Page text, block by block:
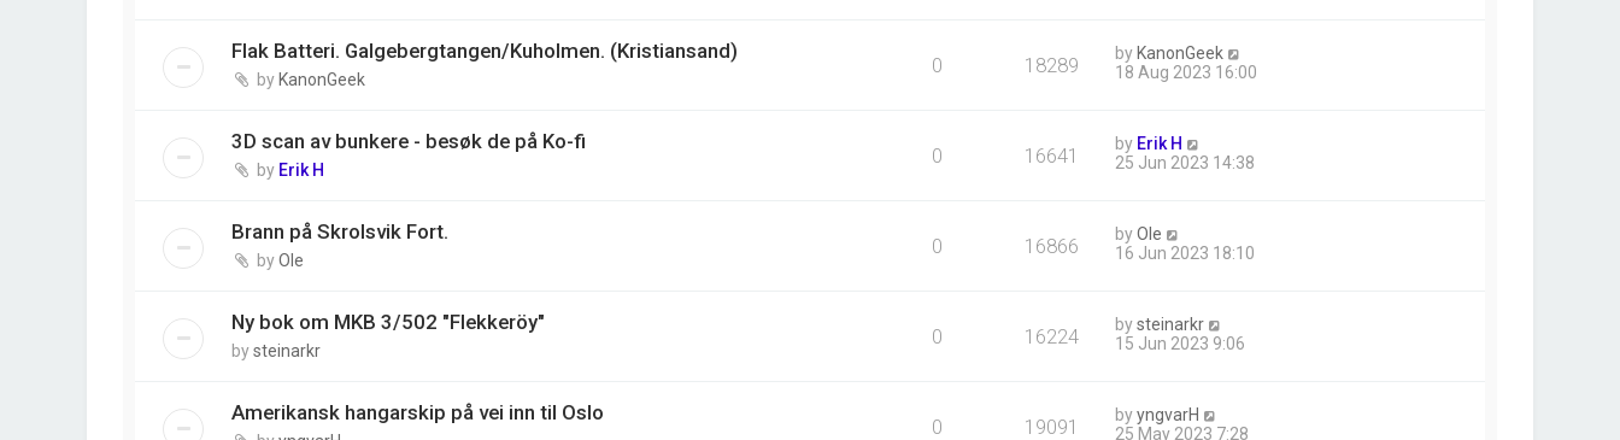
Flak Batteri. Galgebergtangen/Kuholmen. (Kristiansand)
by KanonGeek
0 18289 by KanonGeek
18 Aug 2023 16:00
3D scan av bunkere - besøk de på Ko-fi
by Erik H
0 16641 by Erik H
25 Jun 2023 14:38
Brann på Skrolsvik Fort.
byOle
0 16866 byOle
16 Jun 2023 18:10
Ny bok om MKB 3/502 "Flekkeröy"
bysteinarkr
0 16224 bysteinarkr
15 Jun 2023 9:06
Amerikansk hangarskip på vei inn til Oslo
0 19091 byyngvarH
25 May 2023 7:28